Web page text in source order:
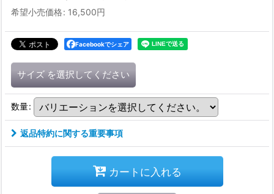
希望小売価格: 16,500円
Facebookでシェア
サイズ を選択してください
数量:
返品特約に関する重要事項
カートに入れる